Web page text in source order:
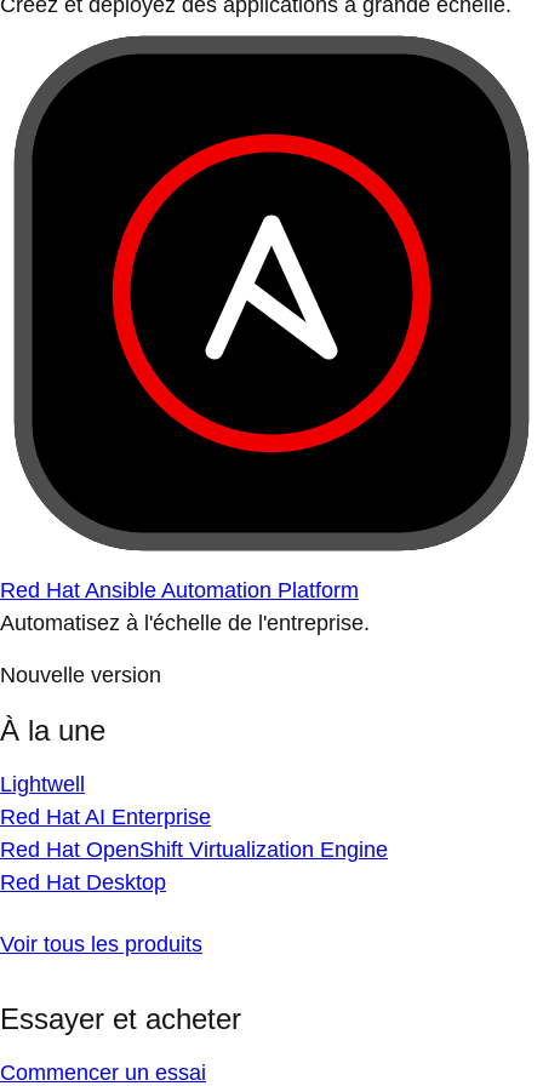
Créez et déployez des applications à grande échelle.
Red Hat Ansible Automation Platform
Automatisez à l'échelle de l'entreprise.
Nouvelle version
À la une
Lightwell
Red Hat AI Enterprise
Red Hat OpenShift Virtualization Engine
Red Hat Desktop
Voir tous les produits
Essayer et acheter
Commencer un essai